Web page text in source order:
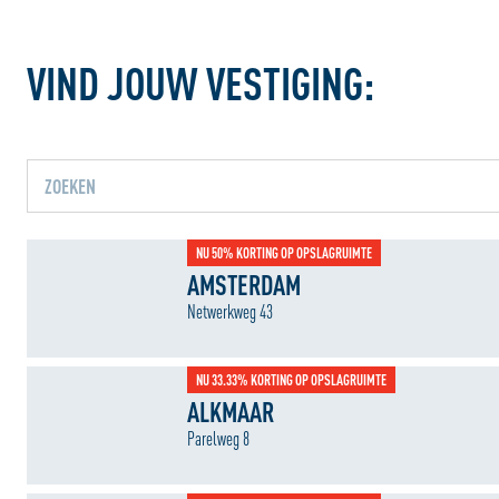
VIND JOUW VESTIGING:
Schakel jouw locatiediensten in om deze functie te
NU 50% KORTING OP OPSLAGRUIMTE
AMSTERDAM
Netwerkweg 43
NU 33.33% KORTING OP OPSLAGRUIMTE
ALKMAAR
Parelweg 8